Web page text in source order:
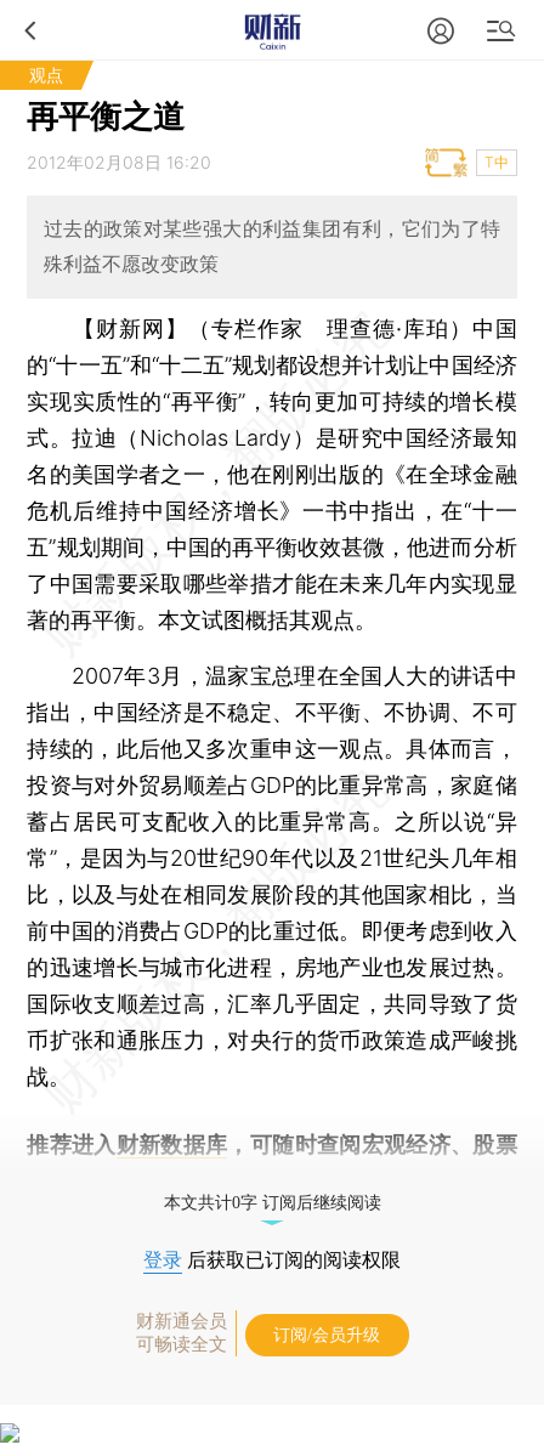
观点
再平衡之道
2012年02月08日 16:20 T中
过去的政策对某些强大的利益集团有利，它们为了特
殊利益不愿改变政策
【财新网】（专栏作家 理查德·库珀） 中国
的“十一五”和“十二五”规划都设想并计划让中国经济
实现实质性的“再平衡”，转向更加可持续的增长模
式。拉迪（Nicholas Lardy）是研究中国经济最知
名的美国学者之一，他在刚刚出版的《在全球金融
危机后维持中国经济增长》一书中指出，在“十一
五”规划期间，中国的再平衡收效甚微，他进而分析
了中国需要采取哪些举措才能在未来几年内实现显
著的再平衡。本文试图概括其观点。
2007年3月，温家宝总理在全国人大的讲话中
指出，中国经济是不稳定、不平衡、不协调、不可
持续的，此后他又多次重申这一观点。具体而言，
投资与对外贸易顺差占GDP的比重异常高，家庭储
蓄占居民可支配收入的比重异常高。之所以说“异
常”，是因为与20世纪90年代以及21世纪头几年相
比，以及与处在相同发展阶段的其他国家相比，当
前中国的消费占GDP的比重过低。即便考虑到收入
的迅速增长与城市化进程，房地产业也发展过热。
国际收支顺差过高，汇率几乎固定，共同导致了货
币扩张和通胀压力，对央行的货币政策造成严峻挑
战。
推荐进入 财新数据库 ，可随时查阅宏观经济、股票
本文共计0字 订阅后继续阅读
登录 后获取已订阅的阅读权限
财新通会员
可畅读全文
订阅/会员升级